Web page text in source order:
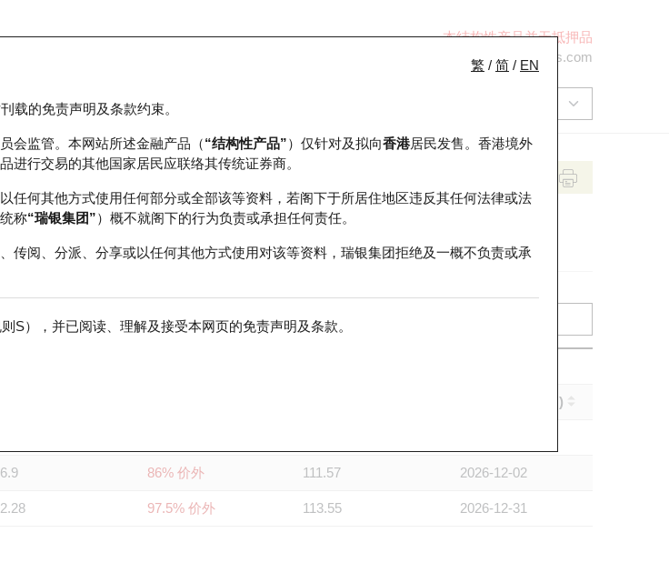
本结构性产品并无抵押品
ol-hkwarrants@ubs.com
瑞银轮证教室
繁 / 简 / EN
载的免责声明及条款约束。
会监管。本网站所述金融产品（“结构性产品”）仅针对及拟向香港居民发售。香港境外
进行交易的其他国家居民应联络其传统证券商。
任何其他方式使用任何部分或全部该等资料，若阁下于所居住地区违反其任何法律或法
称“瑞银集团”）概不就阁下的行为负责或承担任何责任。
传阅、分派、分享或以任何其他方式使用对该等资料，瑞银集团拒绝及一概不负责或承
S），并已阅读、理解及接受本网页的免责声明及条款。
到期日 (年-月-日)
86% 价外 111.57 2026-12-02
97.5% 价外 113.55 2026-12-31